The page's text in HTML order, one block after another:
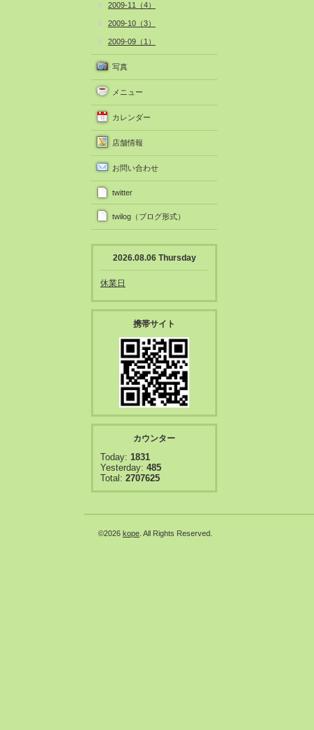
2009-11（4）
2009-10（3）
2009-09（1）
写真
メニュー
カレンダー
店舗情報
お問い合わせ
twitter
twilog（ブログ形式）
2026.08.06 Thursday
休業日
携帯サイト
カウンター
Today: 1831
Yesterday: 485
Total: 2707625
©2026 kope . All Rights Reserved.